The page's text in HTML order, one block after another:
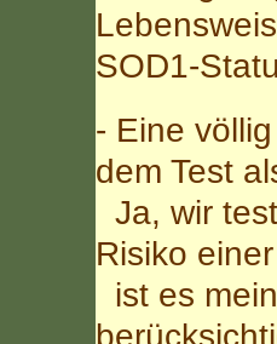
SOD1-
- Eine
dem Test
Ja, wir
Risiko
ist es